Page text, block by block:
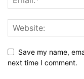
Save my name,
next time I comment.